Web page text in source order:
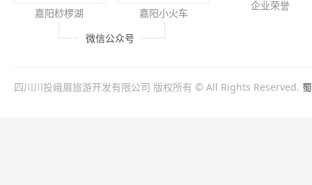
微信公众号
嘉阳桫椤湖 嘉阳小火车
企业荣誉
四川川投峨眉旅游开发有限公司 版权所有 © All Rights Reserved.